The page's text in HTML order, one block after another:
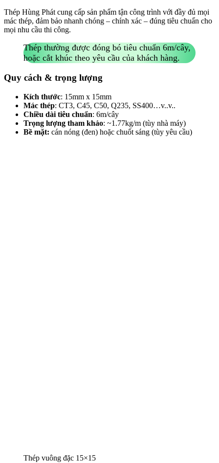
Thép Hùng Phát cung cấp sản phẩm tận công trình với đầy đủ mọi
mác thép, đảm bảo nhanh chóng – chính xác – đúng tiêu chuẩn cho
mọi nhu cầu thi công.
Thép thường được đóng bó tiêu chuẩn 6m/cây,
hoặc cắt khúc theo yêu cầu của khách hàng.
Quy cách & trọng lượng
Kích thước: 15mm x 15mm
Mác thép: CT3, C45, C50, Q235, SS400…v..v..
Chiều dài tiêu chuẩn: 6m/cây
Trọng lượng tham khảo: ~1.77kg/m (tùy nhà máy)
Bề mặt: cán nóng (đen) hoặc chuốt sáng (tùy yêu cầu)
Thép vuông đặc 15×15